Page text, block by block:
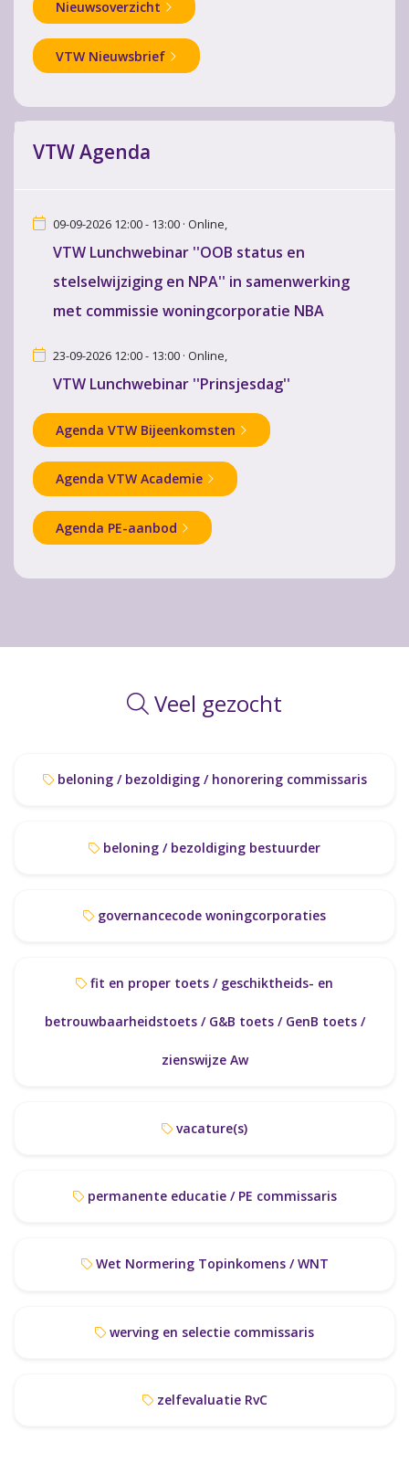
Nieuwsoverzicht
VTW Nieuwsbrief
VTW Agenda
09-09-2026 12:00 - 13:00 · Online,
VTW Lunchwebinar ''OOB status en
stelselwijziging en NPA'' in samenwerking
met commissie woningcorporatie NBA
23-09-2026 12:00 - 13:00 · Online,
VTW Lunchwebinar ''Prinsjesdag''
Agenda VTW Bijeenkomsten
Agenda VTW Academie
Agenda PE-aanbod
Veel gezocht
beloning / bezoldiging / honorering commissaris
beloning / bezoldiging bestuurder
governancecode woningcorporaties
betrouwbaarheidstoets / G&B toets / GenB toets /
zienswijze Aw
vacature(s)
permanente educatie / PE commissaris
Wet Normering Topinkomens / WNT
werving en selectie commissaris
zelfevaluatie RvC